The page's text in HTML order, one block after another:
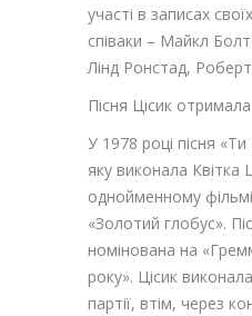
участі в записах
співаки – Майкл
Лінд Ронстад,
Пісня Цісик
У 1978 році пісня
яку виконала Квітка
однойменному
«Золотий глобус».
номінована на
року». Цісик
партії, втім, через